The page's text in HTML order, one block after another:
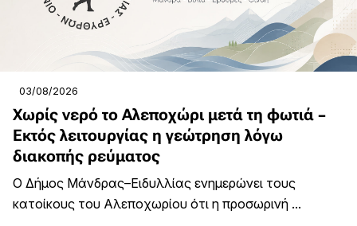
03/08/2026
Χωρίς νερό το Αλεποχώρι μετά τη φωτιά –
Εκτός λειτουργίας η γεώτρηση λόγω
διακοπής ρεύματος
Ο Δήμος Μάνδρας–Ειδυλλίας ενημερώνει τους
κατοίκους του Αλεποχωρίου ότι η προσωρινή ...